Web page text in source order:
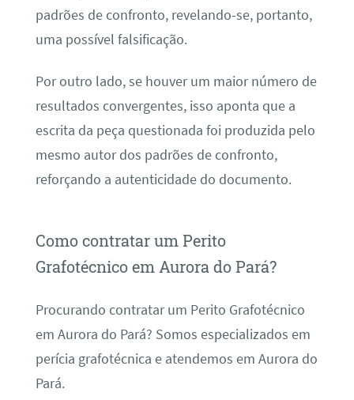
padrões de confronto, revelando-se, portanto,
uma possível falsificação.
Por outro lado, se houver um maior número de
resultados convergentes, isso aponta que a
escrita da peça questionada foi produzida pelo
mesmo autor dos padrões de confronto,
reforçando a autenticidade do documento.
Como contratar um Perito
Grafotécnico em Aurora do Pará?
Procurando contratar um Perito Grafotécnico
em Aurora do Pará? Somos especializados em
perícia grafotécnica e atendemos em Aurora do
Pará.